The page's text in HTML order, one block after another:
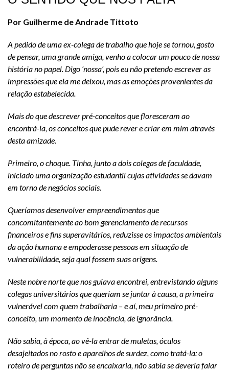
Por Guilherme de Andrade Tittoto
A pedido de uma ex-colega de trabalho que hoje se tornou, gosto
de pensar, uma grande amiga, venho a colocar um pouco de nossa
história no papel. Digo ‘nossa’, pois eu não pretendo escrever as
impressões que ela me deixou, mas as emoções provenientes da
relação estabelecida.
Mais do que descrever pré-conceitos que floresceram ao
encontrá-la, os conceitos que pude rever e criar em mim através
desta amizade.
Primeiro, o choque. Tinha, junto a dois colegas de faculdade,
iniciado uma organização estudantil cujas atividades se davam
em torno de negócios sociais.
Queríamos desenvolver empreendimentos que
concomitantemente ao bom gerenciamento de recursos
financeiros e fins superavitários, reduzisse os impactos ambientais
da ação humana e empoderasse pessoas em situação de
vulnerabilidade, seja qual fossem suas origens.
Neste nobre norte que nos guiava encontrei, entrevistando alguns
colegas universitários que queriam se juntar à causa, a primeira
vulnerável com quem trabalharia – e aí, meu primeiro pré-
conceito, um momento de inocência, de ignorância.
Não sabia, à época, ao vê-la entrar de muletas, óculos
desajeitados no rosto e aparelhos de surdez, como tratá-la: o
roteiro de perguntas não se encaixaria, não sabia se deveria falar